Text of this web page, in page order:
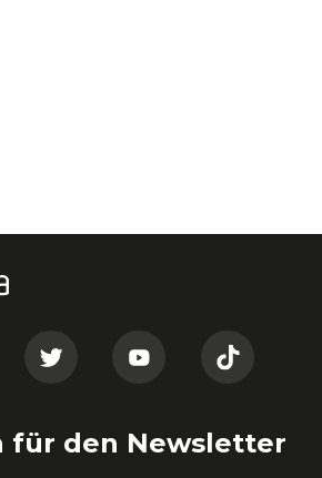
für den Newsletter